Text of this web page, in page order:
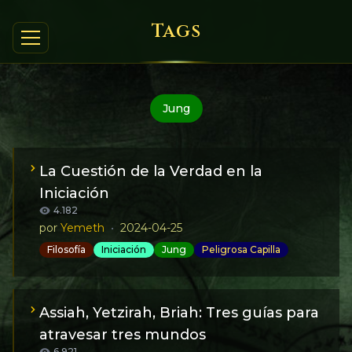
Tags
Jung
La Cuestión de la Verdad en la
Iniciación
4.182
por Yemeth • 2024-04-25
Filosofía Iniciación Jung Peligrosa Capilla
Al atravesar el sendero iniciático, desarrollamos una
particular relación con aquello que llamaríamos “la
verdad”. Idealmente, al atravesar la primera
Iniciación, la “Peligrosa Capilla”, salimos de ella como
apuntaba Robert Anton Wilson, instalados en un
Assiah, Yetzirah, Briah: Tres guías para
atravesar tres mundos